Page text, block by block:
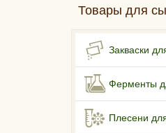
Товары для
Закваски
Ферменты
Плесени